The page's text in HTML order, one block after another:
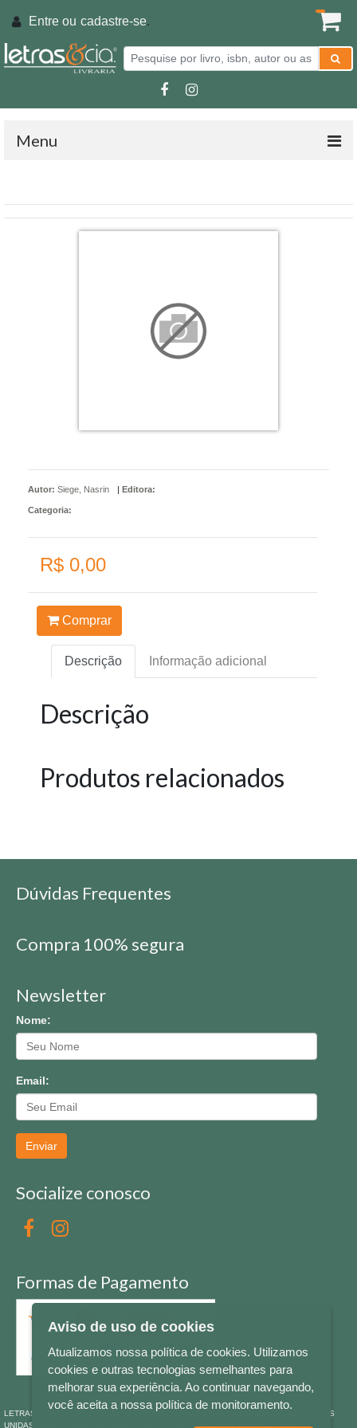
Entre ou cadastre-se.
Menu
Autor: Siege, Nasrin | Editora:
Categoria:
R$ 0,00
Comprar
Descrição Informação adicional
Descrição
Produtos relacionados
Dúvidas Frequentes
Compra 100% segura
Newsletter
Nome:
Email:
Enviar
Socialize conosco
Formas de Pagamento
LETRAS & CIA - CNPJ n° 88.587.548/0001-20 - Térreo Bourbon Shopping - AV. NAÇÕES
UNIDAS , 2001 - Lojas 1064/1065 - RIO BRANCO - - NOVO HAMBURGO - RS
Aviso de uso de cookies
Atualizamos nossa política de cookies. Utilizamos
cookies e outras tecnologias semelhantes para
melhorar sua experiência. Ao continuar navegando,
você aceita a nossa política de monitoramento.